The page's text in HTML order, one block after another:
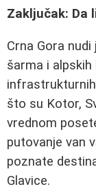
Zaključak: Da
Crna Gora
šarma i
što su Kotor,
vrednom
putovanje van
poznate
Glavice.